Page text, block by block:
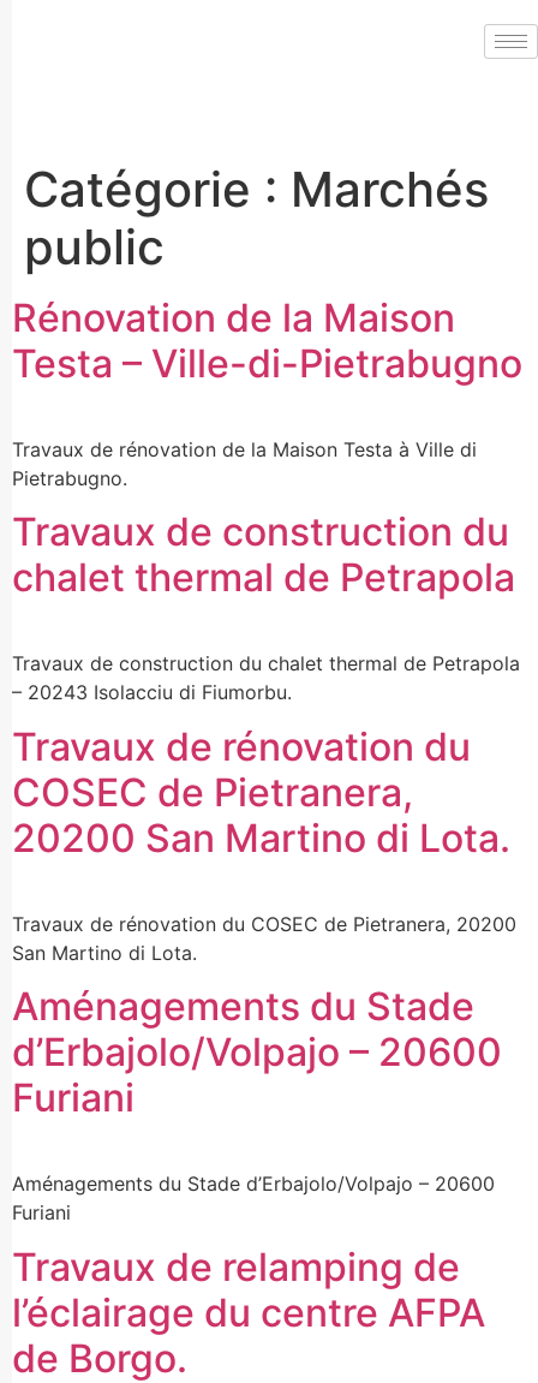
Catégorie : Marchés
public
Rénovation de la Maison
Testa – Ville-di-Pietrabugno
Travaux de rénovation de la Maison Testa à Ville di
Pietrabugno.
Travaux de construction du
chalet thermal de Petrapola
Travaux de construction du chalet thermal de Petrapola
– 20243 Isolacciu di Fiumorbu.
Travaux de rénovation du
COSEC de Pietranera,
20200 San Martino di Lota.
Travaux de rénovation du COSEC de Pietranera, 20200
San Martino di Lota.
Aménagements du Stade
d’Erbajolo/Volpajo – 20600
Furiani
Aménagements du Stade d’Erbajolo/Volpajo – 20600
Furiani
Travaux de relamping de
l’éclairage du centre AFPA
de Borgo.